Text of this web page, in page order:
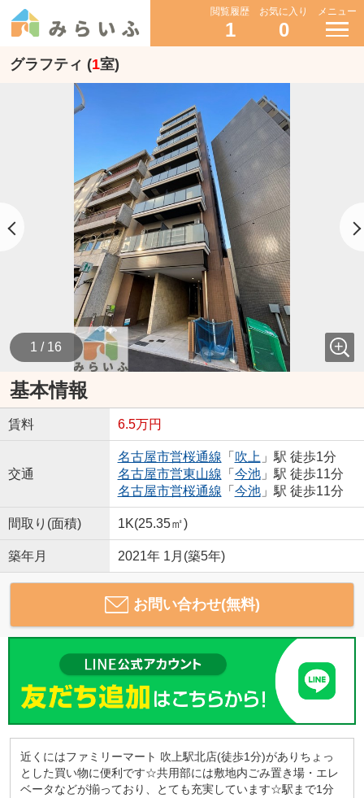
閲覧履歴
1
お気に入り
0
メニュー
グラフティ (1室)
1 / 16
基本情報
賃料 6.5万円
交通
名古屋市営桜通線 「 吹上 」駅 徒歩1分
名古屋市営東山線 「 今池」駅 徒歩11分
名古屋市営桜通線 「 今池」駅 徒歩11分
間取り(面積) 1K(25.35㎡)
築年月 2021年 1月(築5年)
お問い合わせ(無料)
近くにはファミリーマート 吹上駅北店(徒歩1分)がありちょっ
とした買い物に便利です☆共用部には敷地内ごみ置き場・エレ
ベータなどが揃っており、とても充実しています☆駅まで1分